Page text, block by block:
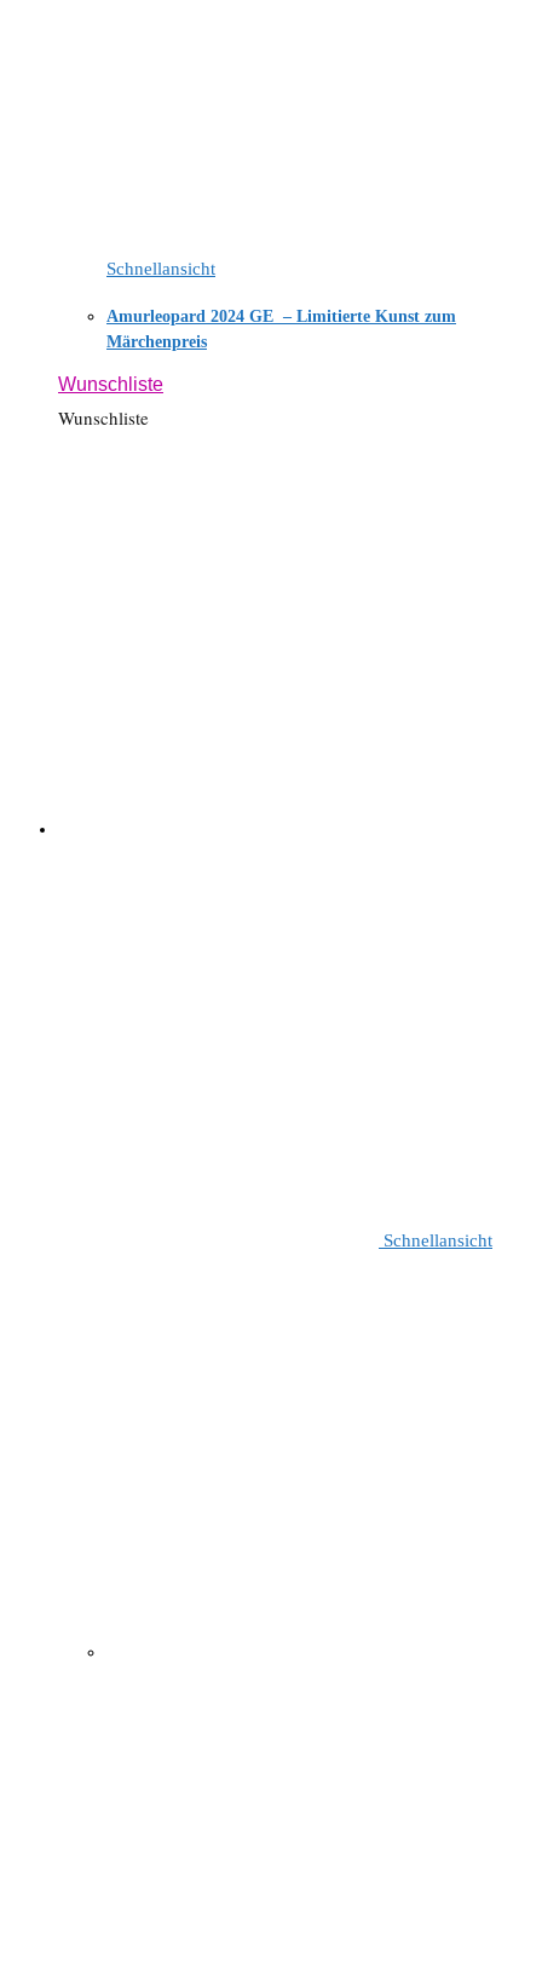
Schnellansicht
Amurleopard 2024 GE – Limitierte Kunst zum
Märchenpreis
Wunschliste
Wunschliste
Schnellansicht